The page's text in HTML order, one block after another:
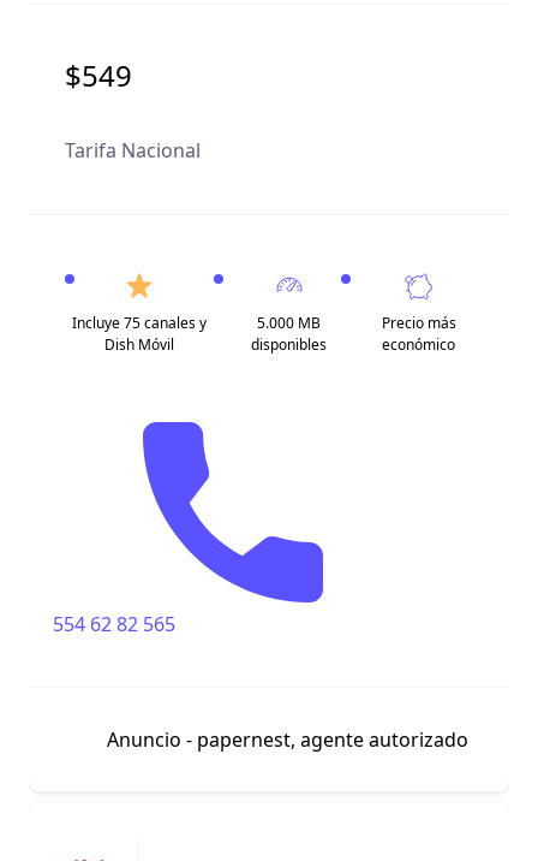
$549
Tarifa Nacional
Incluye 75 canales y
Dish Móvil
5.000 MB
disponibles
Precio más
económico
554 62 82 565
Anuncio - papernest, agente autorizado